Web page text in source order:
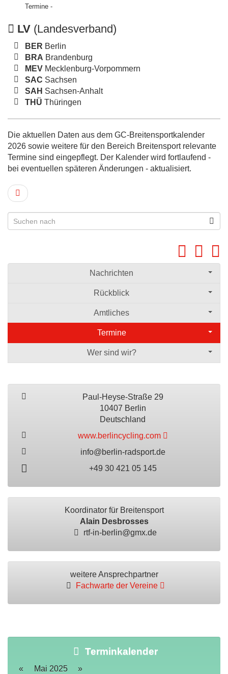
Termine -
LV (Landesverband)
BER Berlin
BRA Brandenburg
MEV Mecklenburg-Vorpommern
SAC Sachsen
SAH Sachsen-Anhalt
THÜ Thüringen
Die aktuellen Daten aus dem GC-Breitensportkalender
2026 sowie weitere für den Bereich Breitensport relevante
Termine sind eingepflegt. Der Kalender wird fortlaufend -
bei eventuellen späteren Änderungen - aktualisiert.
Nachrichten
Rückblick
Amtliches
Termine
Wer sind wir?
Paul-Heyse-Straße 29
10407 Berlin
Deutschland
www.berlincycling.com
info@berlin-radsport.de
+49 30 421 05 145
Koordinator für Breitensport
Alain Desbrosses
rtf-in-berlin@gmx.de
weitere Ansprechpartner
Fachwarte der Vereine
Terminkalender
« Mai 2025
»